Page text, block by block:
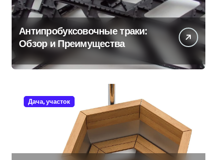
Антипробуксовочные траки:
Обзор и Преимущества
Дача, участок